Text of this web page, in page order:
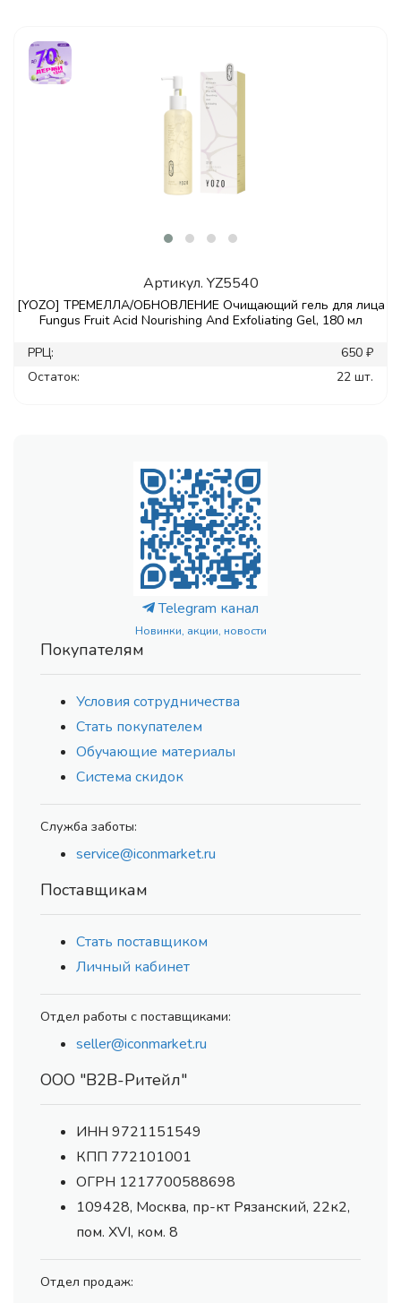
Артикул. YZ5540
[YOZO] ТРЕМЕЛЛА/ОБНОВЛЕНИЕ Очищающий гель для лица
Fungus Fruit Acid Nourishing And Exfoliating Gel, 180 мл
РРЦ:
650 ₽
Остаток:
22 шт.
Telegram канал
Новинки, акции, новости
Покупателям
Условия сотрудничества
Стать покупателем
Обучающие материалы
Система скидок
Служба заботы:
service@iconmarket.ru
Поставщикам
Стать поставщиком
Личный кабинет
Отдел работы с поставщиками:
seller@iconmarket.ru
ООО "В2В-Ритейл"
ИНН 9721151549
КПП 772101001
ОГРН 1217700588698
109428, Москва, пр-кт Рязанский, 22к2,
пом. XVI, ком. 8
Отдел продаж: